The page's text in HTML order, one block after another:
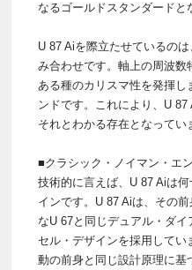
なるゴールドスタンダードと
U 87 Aiを際立たせているの
み合わせです。軸上の周波数
ある種のカリスマ性を発揮し
ンドです。これにより、U
それとわかる存在となってい
■クラシック・ノイマン・エ
技術的に言えば、U 87 Aiは
インです。U 87 Aiは、その
なU 67と同じデュアル・ダ
セル・デザインを採用して
動の前身と同じ設計原理に基